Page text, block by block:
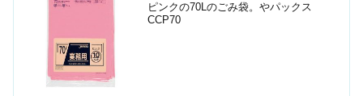
ピンクの70Lのごみ袋。やパックス
CCP70